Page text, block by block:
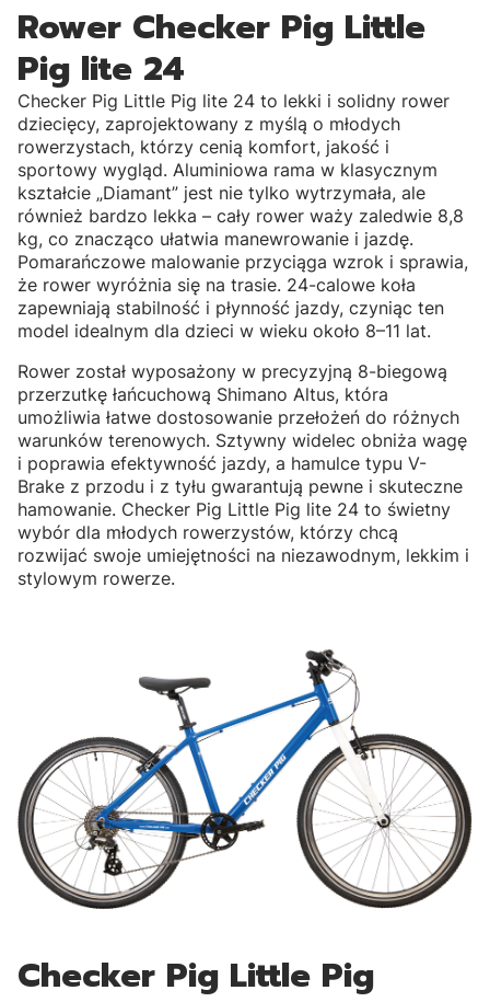
Rower Checker Pig Little
Pig lite 24
Checker Pig Little Pig lite 24 to lekki i solidny rower
dziecięcy, zaprojektowany z myślą o młodych
rowerzystach, którzy cenią komfort, jakość i
sportowy wygląd. Aluminiowa rama w klasycznym
kształcie „Diamant” jest nie tylko wytrzymała, ale
również bardzo lekka – cały rower waży zaledwie 8,8
kg, co znacząco ułatwia manewrowanie i jazdę.
Pomarańczowe malowanie przyciąga wzrok i sprawia,
że rower wyróżnia się na trasie. 24-calowe koła
zapewniają stabilność i płynność jazdy, czyniąc ten
model idealnym dla dzieci w wieku około 8–11 lat.
Rower został wyposażony w precyzyjną 8-biegową
przerzutkę łańcuchową Shimano Altus, która
umożliwia łatwe dostosowanie przełożeń do różnych
warunków terenowych. Sztywny widelec obniża wagę
i poprawia efektywność jazdy, a hamulce typu V-
Brake z przodu i z tyłu gwarantują pewne i skuteczne
hamowanie. Checker Pig Little Pig lite 24 to świetny
wybór dla młodych rowerzystów, którzy chcą
rozwijać swoje umiejętności na niezawodnym, lekkim i
stylowym rowerze.
Checker Pig Little Pig